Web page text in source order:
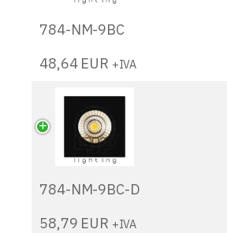
784-NM-9BC
48,64 EUR +IVA
784-NM-9BC-D
58,79 EUR +IVA